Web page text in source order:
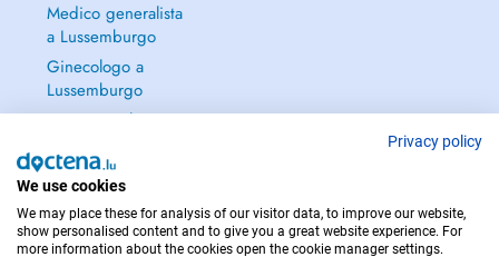
Medico generalista
a Lussemburgo
Ginecologo a
Lussemburgo
Continua a leggere
Privacy policy
We use cookies
We may place these for analysis of our visitor data, to improve our website,
show personalised content and to give you a great website experience. For
more information about the cookies open the cookie manager settings.